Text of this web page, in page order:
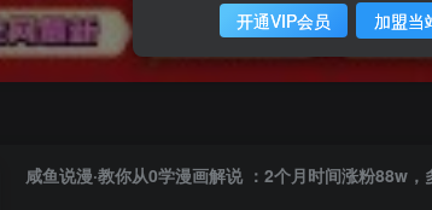
咸鱼说漫·教你从0学漫画解说 ：2个月时间涨粉88w
开通VIP会员 加盟当